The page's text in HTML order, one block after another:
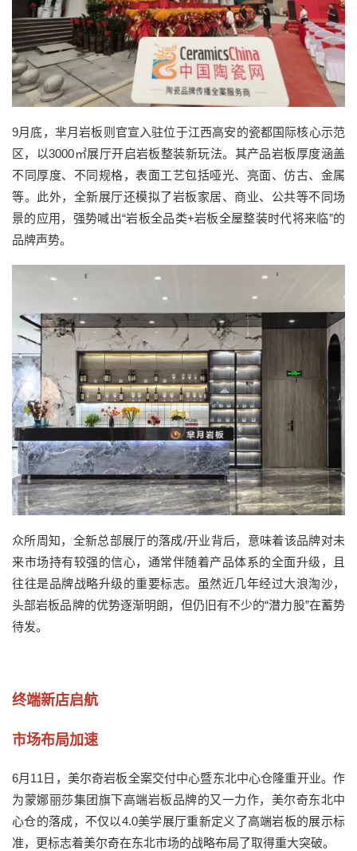
9月底， 芈月岩板则官宣 入驻位于江西高安的瓷都国际核心示范
区，以3000㎡展厅开启岩板整装新玩法。 其产品岩板厚度涵盖
不同厚度、不同规格，表面工艺包括哑光、亮面、仿古、金属
等。此外，全新展厅还模拟了岩板家居、商业、公共等不同场
景的应用， 强势喊出“岩板全品类+岩板全屋整装时代将来临”的
品牌声势。
众所周知，全新总部展厅的落成/开业背后，意味着该品牌对未
来市场持有较强的信心， 通常伴随着产品体系的全面升级 ，
且
往往是品牌战略升级的重要标志。
虽然近几年经过大浪淘沙，
头部岩板品牌的优势逐渐明朗，但仍旧有不少的“潜力股”在蓄势
待发。
终端新店启航
市场布局加速
6月 11 日， 美尔奇岩板全案交付中心暨东北中心仓隆重开业。作
为蒙娜丽莎集团旗下高端岩板品牌的又一力作， 美尔奇东北中
心仓的落成， 不仅以4.0美学展厅重新定义了高端岩板的展示标
准， 更标志着美尔奇在东北市场的战略布局了取得重大突破。